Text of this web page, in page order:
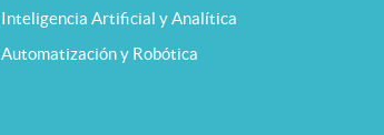
Inteligencia Artificial y Analítica
Automatización y Robótica